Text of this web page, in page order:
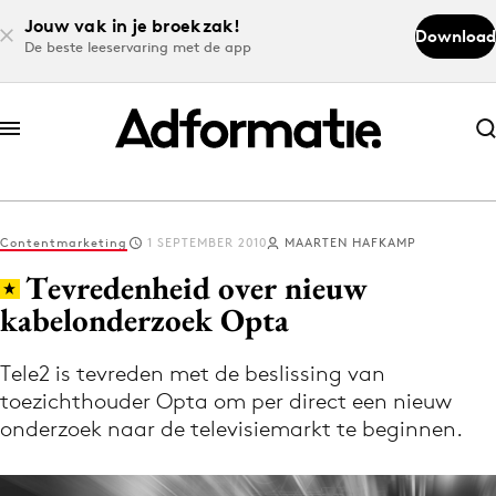
Jouw vak in je broekzak!
De beste leeservaring met de app
Download
Abonneer nu
Abonneer nu
Log in
Download de app
Volg het laatste nieuws via de Adformatie
Nieuws app
Contentmarketing 1 SEPTEMBER 2010 MAARTEN HAFKAMP
Tevredenheid over nieuw
kabelonderzoek Opta
Tele2 is tevreden met de beslissing van
toezichthouder Opta om per direct een nieuw
onderzoek naar de televisiemarkt te beginnen.